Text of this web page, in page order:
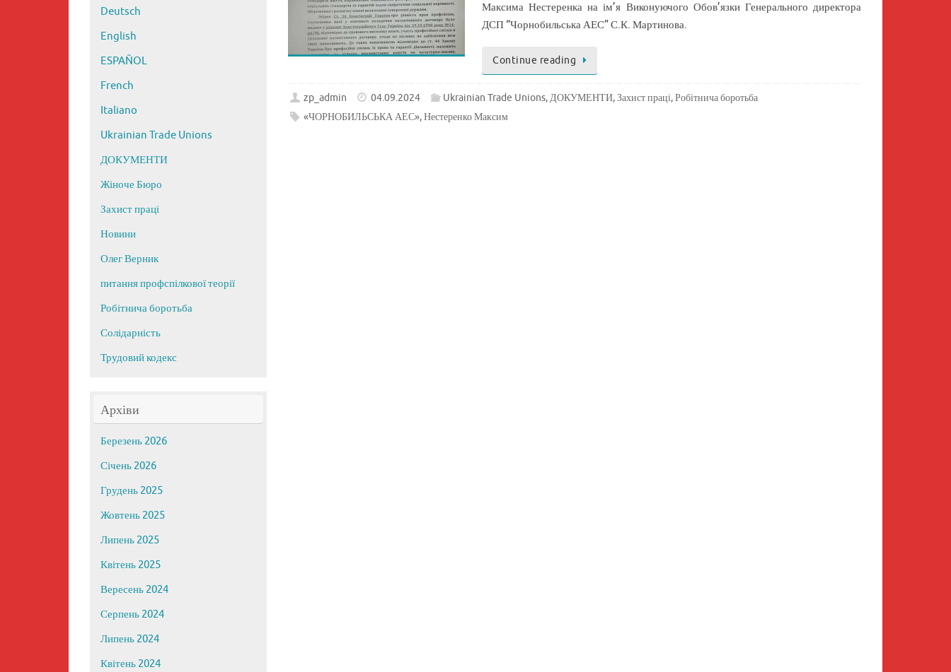
Максима Нестеренка на ім’я Виконуючого Обов’язки Генерального директора
ДСП “Чорнобильська АЕС” С.К. Мартинова.
Continue reading
zp_admin 04.09.2024 Ukrainian Trade Unions,ДОКУМЕНТИ,Захист праці,Робітнича боротьба
«ЧОРНОБИЛЬСЬКА АЕС»,Нестеренко Максим
Deutsch
English
ESPAÑOL
French
Italiano
Ukrainian Trade Unions
ДОКУМЕНТИ
Жіноче Бюро
Захист праці
Новини
Олег Верник
питання профспілкової теорії
Робітнича боротьба
Солідарність
Трудовий кодекс
Архіви
Березень 2026
Січень 2026
Грудень 2025
Жовтень 2025
Липень 2025
Квітень 2025
Вересень 2024
Серпень 2024
Липень 2024
Квітень 2024